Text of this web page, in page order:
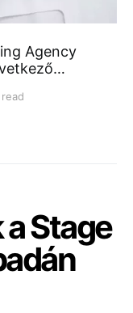
Agency
Stage